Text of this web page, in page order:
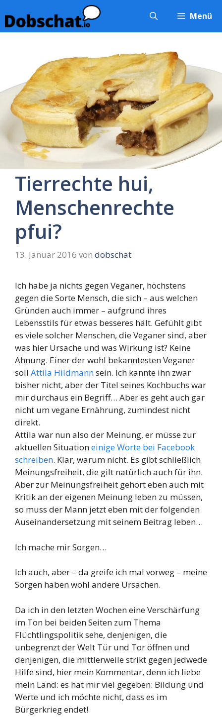
Inhalt
springen
Menü
Tierrechte hui,
Menschenrechte
pfui?
13. Januar 2016 von dobschat
Ich habe ja nichts gegen Veganer, höchstens
gegen die Sorte Mensch, die sich – aus welchen
Gründen auch immer – aufgrund ihres
Lebensstils für etwas besseres hält. Gefühlt gibt
es viele solcher Menschen, die Veganer sind, aber
was hier Ursache und was Wirkung ist? Keine
Ahnung. Einer der wohl bekanntesten Veganer
soll Attila Hildmannsein. Ich kannte ihn zwar
bisher nicht, aber der Titel seines Kochbuchs war
mir durchaus ein Begriff… Aber es geht auch gar
nicht um vegane Ernährung, zumindest nicht
direkt.
Attila war nun also der Meinung, er müsse zur
aktuellen Situationeinige Worte bei Facebook
schreiben. Klar, warum nicht. Es gibt schließlich
Meinungsfreiheit, die gilt natürlich auch für ihn.
Aber zur Meinungsfreiheit gehört eben auch mit
Kritik an der eigenen Meinung leben zu müssen,
so muss der Mann jetzt eben mit der folgenden
Auseinandersetzung mit seinem Beitrag leben…
Ich mache mir Sorgen…
Ich auch, aber – da greife ich mal vorweg – meine
Sorgen haben wohl andere Ursachen.
Da ich in den letzten Wochen eine Verschärfung
im Ton bei beiden Seiten zum Thema
Flüchtlingspolitik sehe, denjenigen, die
unbegrenzt der Welt Tür und Tor öffnen und
denjenigen, die mittlerweile strikt gegen jedwede
Hilfe sind, hier mein Kommentar, denn ich liebe
mein Land: es hat mir viel gegeben: Bildung und
Werte und ich möchte nicht, dass es im
Bürgerkrieg endet!